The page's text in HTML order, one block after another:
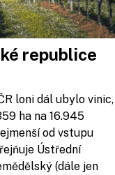
republice
loni dál ubylo vinic,
ha na 16.945
od vstupu
Ústřední
(dále jen